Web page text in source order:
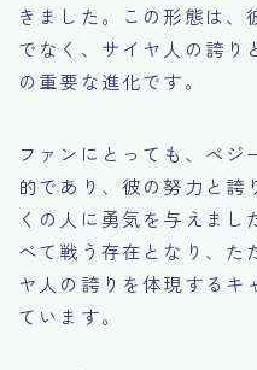
きました。この形態は、
でなく、サイヤ人の誇り
の重要な進化です。
ファンにとっても、ベジ
的であり、彼の努力と誇
くの人に勇気を与えま
べて戦う存在となり、た
ヤ人の誇りを体現するキ
ています。